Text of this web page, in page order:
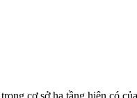
cơ sở hạ tầng hiện có